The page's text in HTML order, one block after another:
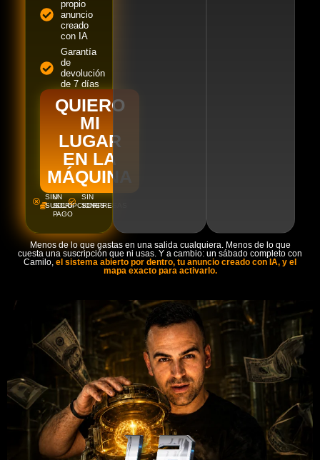
propio
anuncio
creado
con IA
Garantía
de
devolución
de 7 días
QUIERO
MI
LUGAR
EN LA
MÁQUINA
UN
SOLO
PAGO
SIN
SUSCRIPCIONES
SIN
SORPRESAS
Menos de lo que gastas en una salida cualquiera. Menos de lo que
cuesta una suscripción que ni usas. Y a cambio: un sábado completo con
Camilo, el sistema abierto por dentro, tu anuncio creado con IA, y el
mapa exacto para activarlo.